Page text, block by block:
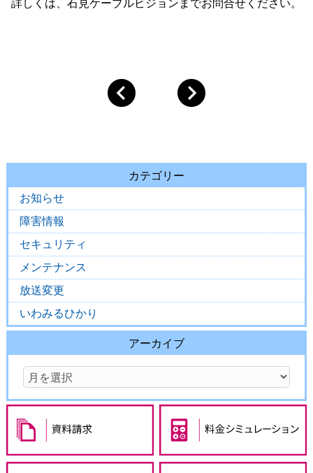
詳しくは、石見ケーブルビジョンまでお問合せください。
カテゴリー
お知らせ
障害情報
セキュリティ
メンテナンス
放送変更
いわみるひかり
アーカイブ